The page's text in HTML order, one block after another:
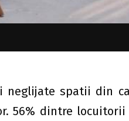
neglijate spatii din
56% dintre